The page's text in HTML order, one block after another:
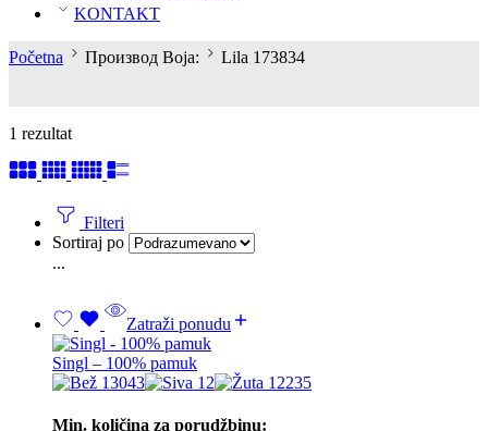
KONTAKT
Početna Производ Boja: Lila 173834
1 rezultat
Filteri
Sortiraj po
...
Zatraži ponudu
Singl – 100% pamuk
Min. količina za porudžbinu: